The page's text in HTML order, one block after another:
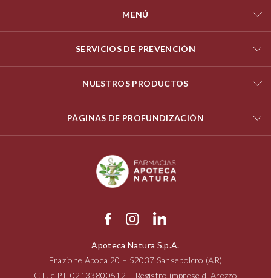
MENÚ
SERVICIOS DE PREVENCIÓN
NUESTROS PRODUCTOS
PÁGINAS DE PROFUNDIZACIÓN
Apoteca Natura S.p.A.
Frazione Aboca 20 – 52037 Sansepolcro (AR)
C.F. e P.I.02133800512 – Registro imprese di Arezzo